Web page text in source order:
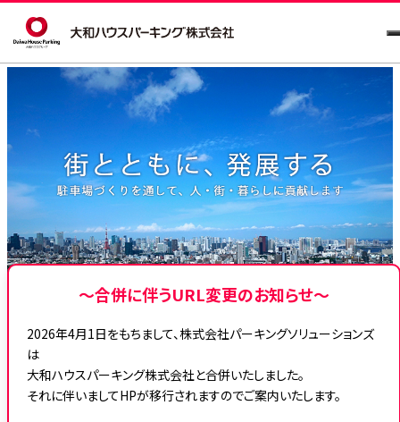
〜合併に伴うURL変更のお知らせ〜
2026年4月1日をもちまして、株式会社パーキングソリューションズ
は
大和ハウスパーキング株式会社と合併いたしました。
それに伴いましてHPが移行されますのでご案内いたします。